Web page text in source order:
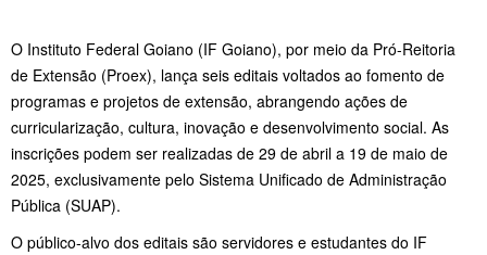
O Instituto Federal Goiano (IF Goiano), por meio da Pró-Reitoria
de Extensão (Proex), lança seis editais voltados ao fomento de
programas e projetos de extensão, abrangendo ações de
curricularização, cultura, inovação e desenvolvimento social. As
inscrições podem ser realizadas de 29 de abril a 19 de maio de
2025, exclusivamente pelo Sistema Unificado de Administração
Pública (SUAP).
O público-alvo dos editais são servidores e estudantes do IF